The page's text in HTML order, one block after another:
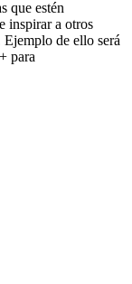
que estén
inspirar a otros
de ello será
para